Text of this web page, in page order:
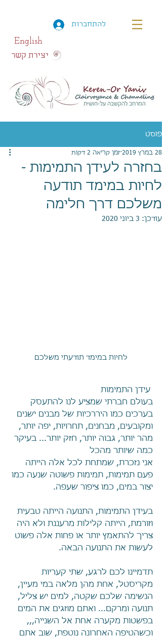
להתחברות
English
יצירת קשר
פוסט
בחזרה לעידן התמימות -
לחיות במימד תודעה
משלכם דרך חלימה
28 במרץ 2019 זמן קריאה 2 דקות
עודכן: 3 ביוני 2020
לחיות במימד תודעתי משלכם
בעולם חברתי שמציע לנו להתעסק
בערכים כמו היררכיות של מבנים ישנים
ומקובעים, מבחנים, תחרויות, יפה יותר,
מהר יותר, גבוה יותר, חזק יותר... בעיקר
כמה שיותר מהכל
אני נזכרת, שמתחת לכל אלה הייתה
פעם תמימות, תמימות פשוטה שנעה כמו
יצור במים, כמו ציפור שעפה.
בעידן התמימות, התנועה הייתה טבעית
וזורמת, הייתה קלילות מרעננת ולא היה
צריך להתאמץ יותר או פחות אלה פשוט
לעשות את התנועה הבאה.
תדמיינו לכם לרגע, שתי קעריות
מקריסטל, אחת מהן מלאה במי מעיין,
הנשימה שלכם שקטה, למים יש צליל,
תנועה ומרקם... ואתם מוזגים את המים
בפשטות מקערה אחת אל השנייה,,,
וכשהטיפה האחרונה נוטפת, שוב אתם